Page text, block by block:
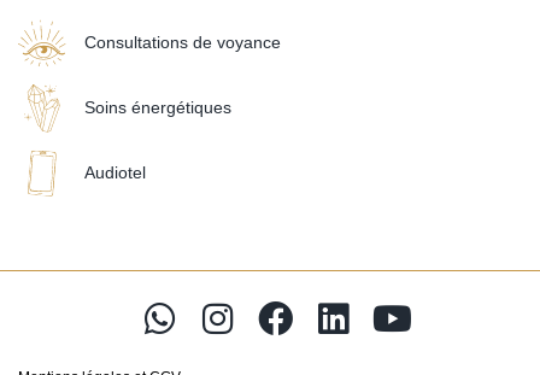
Consultations de voyance
Soins énergétiques
Audiotel
W
I
F
L
Y